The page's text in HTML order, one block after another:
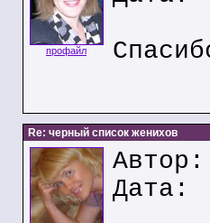
профайл
Re: черный список женихов
Автор:
Дата: